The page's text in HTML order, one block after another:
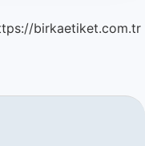
birkaetiket.com.tr